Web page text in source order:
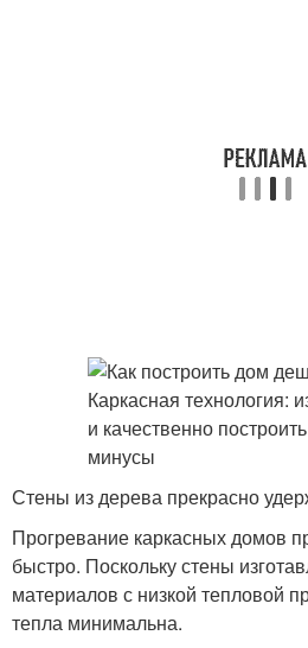
Стены из дерева прекрасно
Прогревание каркасных домов
быстро. Поскольку стены
материалов с низкой тепловой
тепла минимальна.